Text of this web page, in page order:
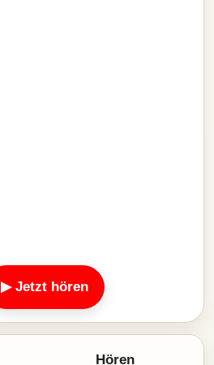
▶ Jetzt hören
Hören